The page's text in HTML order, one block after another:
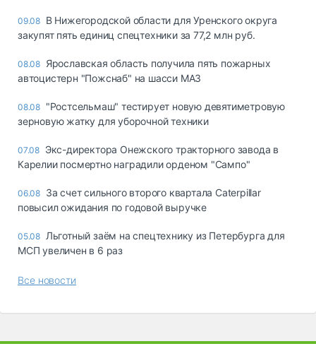
09.08 В Нижегородской области для Уренского округа
закупят пять единиц спецтехники за 77,2 млн руб.
08.08 Ярославская область получила пять пожарных
автоцистерн "Пожснаб" на шасси МАЗ
08.08 "Ростсельмаш" тестирует новую девятиметровую
зерновую жатку для уборочной техники
07.08 Экс-директора Онежского тракторного завода в
Карелии посмертно наградили орденом "Сампо"
06.08 За счет сильного второго квартала Caterpillar
повысил ожидания по годовой выручке
05.08 Льготный заём на спецтехнику из Петербурга для
МСП увеличен в 6 раз
Все новости